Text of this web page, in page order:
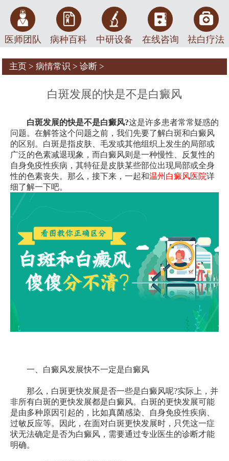
医师团队 病种百科 中研设备 在线咨询 祛白疗法
主页 > 病情常识 > 诊断>
白斑发展的快是不是白癜风
白斑发展的快是不是白癜风?这是许多患者常常疑惑的
问题。在解答这个问题之前，我们先要了解白斑和白癜风
的区别。白斑是指皮肤、毛发或其他组织上发生的局部或
广泛的色素减退现象，而白癜风则是一种慢性、反复性的
自身免疫性疾病，其特征是皮肤某些部位出现局部或全身
性的色素丧失。那么，接下来，一起和温州白癜风医院详
细了解一下吧。
一、白癜风发展快不一定是白癜风
那么，白斑更快发展是否一些是白癜风呢?实际上，并
非所有白斑的更快发展都是白癜风。白斑的更快发展可能
是由多种原因引起的，比如真菌感染、自身免疫性疾病、
过敏反应等。因此，在面对白斑更快发展时，只凭这一症
状无法确定是否为白癜风，需要通过专业医生的诊断才能
明确。